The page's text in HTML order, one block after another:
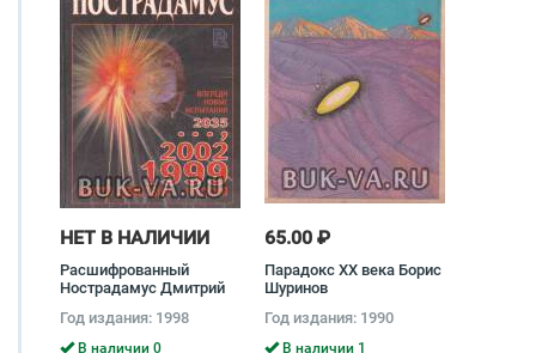
НЕТ В НАЛИЧИИ
Расшифрованный
Нострадамус Дмитрий
Год издания: 1998
В наличии 0
65.00 ₽
Парадокс XX века Борис
Шуринов
Год издания: 1990
В наличии 1